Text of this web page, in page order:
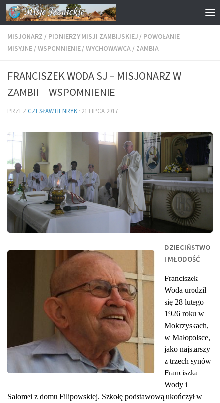
Przejdź do treści
MISJONARZ / PIONIERZY MISJI ZAMBIJSKIEJ / POWOŁANIE
MISYJNE /WSPOMNIENIE /WYCHOWAWCA / ZAMBIA
FRANCISZEK WODA SJ – MISJONARZ W
ZAMBII – WSPOMNIENIE
PRZEZ CZESŁAW HENRYK · 21 LIPCA 2017
DZIECIŃSTWO
I MŁODOŚĆ
Franciszek
Woda urodził
się 28 lutego
1926 roku w
Mokrzyskach,
w Małopolsce,
jako najstarszy
z trzech synów
Franciszka
Wody i
Salomei z domu Filipowskiej. Szkołę podstawową ukończył w